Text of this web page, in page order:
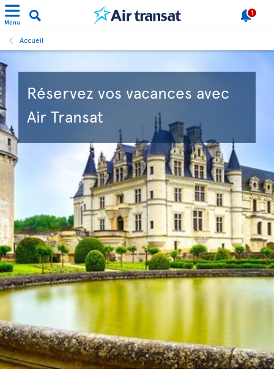
Menu
1
Accueil
Réservez vos vacances avec
Air Transat